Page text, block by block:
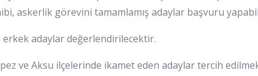
askerlik görevini tamamlamış adaylar başvuru
erkek adaylar değerlendirilecektir.
ve Aksu ilçelerinde ikamet eden adaylar tercih